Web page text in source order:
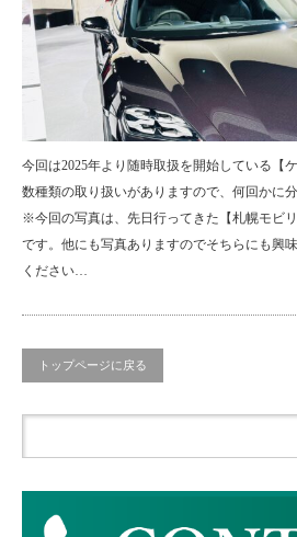
今回は2025年より随時取扱を開始している【
数種類の取り扱いがありますので、何回かに
※今回の写真は、先日行ってきた【札幌モビ
です。他にも写真ありますのでそちらにも興
ください…
トップページに戻る